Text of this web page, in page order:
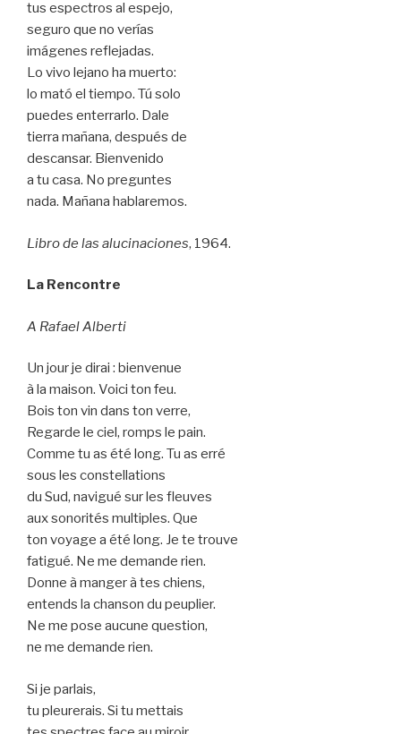
tus espectros al espejo,
seguro que no verías
imágenes reflejadas.
Lo vivo lejano ha muerto:
lo mató el tiempo. Tú solo
puedes enterrarlo. Dale
tierra mañana, después de
descansar. Bienvenido
a tu casa. No preguntes
nada. Mañana hablaremos.
Libro de las alucinaciones, 1964.
La Rencontre
A Rafael Alberti
Un jour je dirai : bienvenue
à la maison. Voici ton feu.
Bois ton vin dans ton verre,
Regarde le ciel, romps le pain.
Comme tu as été long. Tu as erré
sous les constellations
du Sud, navigué sur les fleuves
aux sonorités multiples. Que
ton voyage a été long. Je te trouve
fatigué. Ne me demande rien.
Donne à manger à tes chiens,
entends la chanson du peuplier.
Ne me pose aucune question,
ne me demande rien.
Si je parlais,
tu pleurerais. Si tu mettais